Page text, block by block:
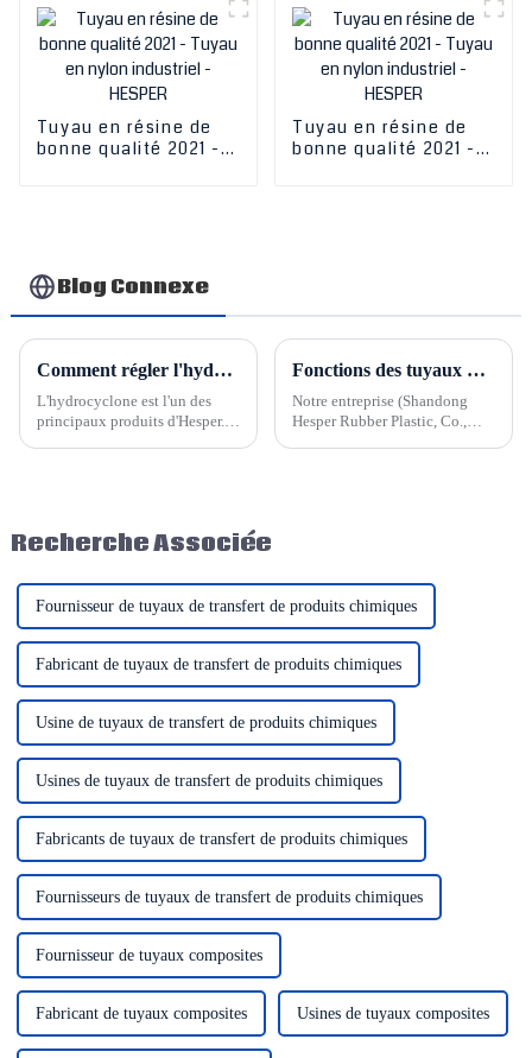
Tuyau en résine de
bonne qualité 2021 -
Tuyau en résine de
bonne qualité 2021 -
Blog Connexe
Comment régler l'hydrocyclone Hesper
L'hydrocyclone est l'un des
principaux produits d'Hesper.
séparateur couramment utilisé...
Fonctions des tuyaux métalliques flexibles
Notre entreprise (Shandong
Hesper Rubber Plastic, Co.,
de silicone, etc.
Recherche Associée
Fournisseur de tuyaux de transfert de produits chimiques
Fabricant de tuyaux de transfert de produits chimiques
Usine de tuyaux de transfert de produits chimiques
Usines de tuyaux de transfert de produits chimiques
Fabricants de tuyaux de transfert de produits chimiques
Fournisseurs de tuyaux de transfert de produits chimiques
Fournisseur de tuyaux composites
Fabricant de tuyaux composites Usines de tuyaux composites